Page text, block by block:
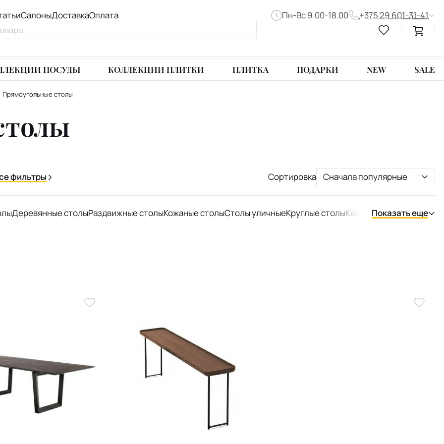
СалоныДоставкаОплата Пн-Вс 9.00-18.00 +375 29 601-31-41
ПОСУДЫ КОЛЛЕКЦИИ ПЛИТКИ ПЛИТКА ПОДАРКИ NEW SALE
Прямоугольные столы
фильтры Сортировка Сначала популярные
Деревянные столыРаздвижные столыКожаные столыСтолы уличныеКруглые столыКвадратные столы
Показать еще